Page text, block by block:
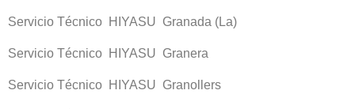
Servicio Técnico HIYASU Granada (La)
Servicio Técnico HIYASU Granera
Servicio Técnico HIYASU Granollers